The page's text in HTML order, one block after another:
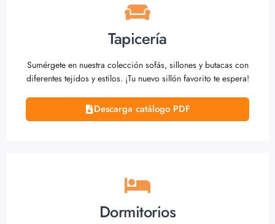
Tapicería
Sumérgete en nuestra colección sofás, sillones y butacas con
diferentes tejidos y estilos. ¡Tu nuevo sillón favorito te espera!
Descarga catálogo PDF
Dormitorios